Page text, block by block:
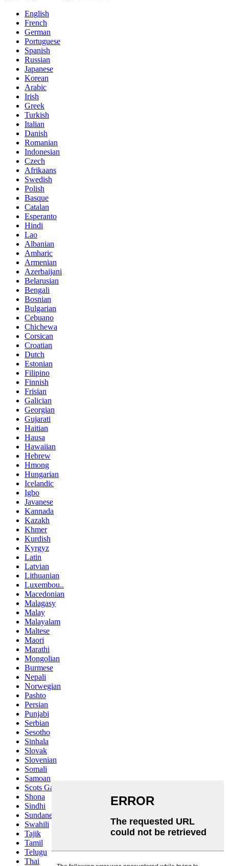
English
French
German
Portuguese
Spanish
Russian
Japanese
Korean
Arabic
Irish
Greek
Turkish
Italian
Danish
Romanian
Indonesian
Czech
Afrikaans
Swedish
Polish
Basque
Catalan
Esperanto
Hindi
Lao
Albanian
Amharic
Armenian
Azerbaijani
Belarusian
Bengali
Bosnian
Bulgarian
Cebuano
Chichewa
Corsican
Croatian
Dutch
Estonian
Filipino
Finnish
Frisian
Galician
Georgian
Gujarati
Haitian
Hausa
Hawaiian
Hebrew
Hmong
Hungarian
Icelandic
Igbo
Javanese
Kannada
Kazakh
Khmer
Kurdish
Kyrgyz
Latin
Latvian
Lithuanian
Luxembou..
Macedonian
Malagasy
Malay
Malayalam
Maltese
Maori
Marathi
Mongolian
Burmese
Nepali
Norwegian
Pashto
Persian
Punjabi
Serbian
Sesotho
Sinhala
Slovak
Slovenian
Somali
Samoan
Scots Gaelic
Shona
Sindhi
Sundanese
Swahili
Tajik
Tamil
Telugu
Thai